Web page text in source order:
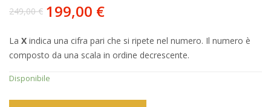
249,00€
Il
originale
era:
249,00 €.
199,00 €
Il
attuale
è:
199,00 €.
La X indica una cifra pari che si ripete nel numero. Il numero è
composto da una scala in ordine decrescente.
Disponibile